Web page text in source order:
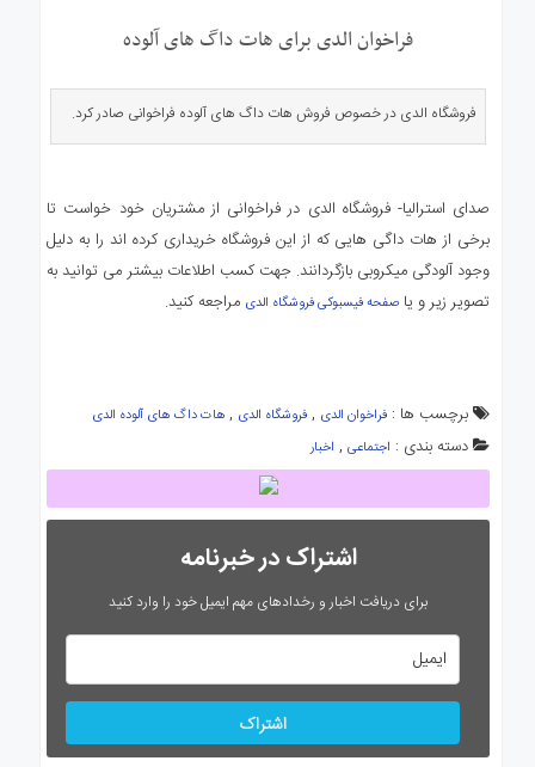
ارتباط
فراخوان الدی برای هات داگ های آلوده
فروشگاه الدی در خصوص فروش هات داگ های آلوده فراخوانی صادر کرد.
صدای استرالیا- فروشگاه الدی در فراخوانی از مشتریان خود خواست تا
برخی از هات داگی هایی که از این فروشگاه خریداری کرده اند را به دلیل
وجود آلودگی میکروبی بازگردانند. جهت کسب اطلاعات بیشتر می توانید به
تصویر زیر و یا صفحه فیسبوکی فروشگاه الدی مراجعه کنید.
برچسب ها : فراخوان الدی , فروشگاه الدی , هات داگ های آلوده الدی
دسته بندی : اجتماعی, اخبار
اشتراک در خبرنامه
برای دریافت اخبار و رخدادهای مهم ایمیل خود را وارد کنید
اشتراک